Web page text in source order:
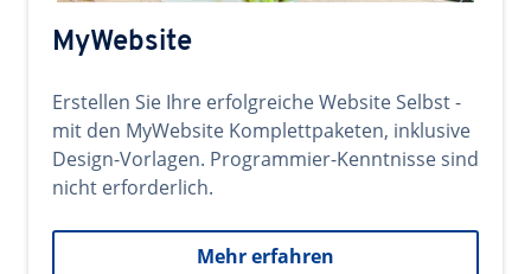
MyWebsite
Erstellen Sie Ihre erfolgreiche Website Selbst -
mit den MyWebsite Komplettpaketen, inklusive
Design-Vorlagen. Programmier-Kenntnisse sind
nicht erforderlich.
Mehr erfahren